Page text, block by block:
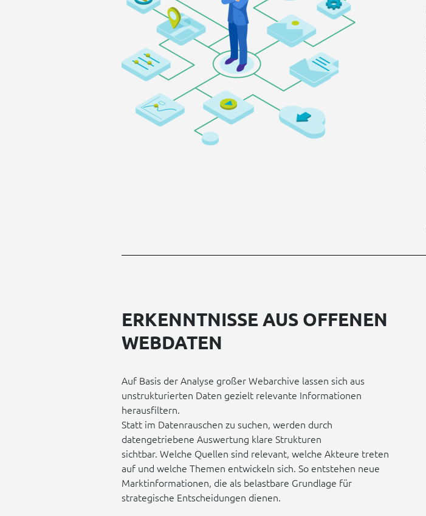
ERKENNTNISSE AUS OFFENEN
WEBDATEN
Auf Basis der Analyse großer Webarchive lassen sich aus
unstrukturierten Daten gezielt relevante Informationen
herausfiltern.
Statt im Datenrauschen zu suchen, werden durch
datengetriebene Auswertung klare Strukturen
sichtbar. Welche Quellen sind relevant, welche Akteure treten
auf und welche Themen entwickeln sich. So entstehen neue
Marktinformationen, die als belastbare Grundlage für
strategische Entscheidungen dienen.